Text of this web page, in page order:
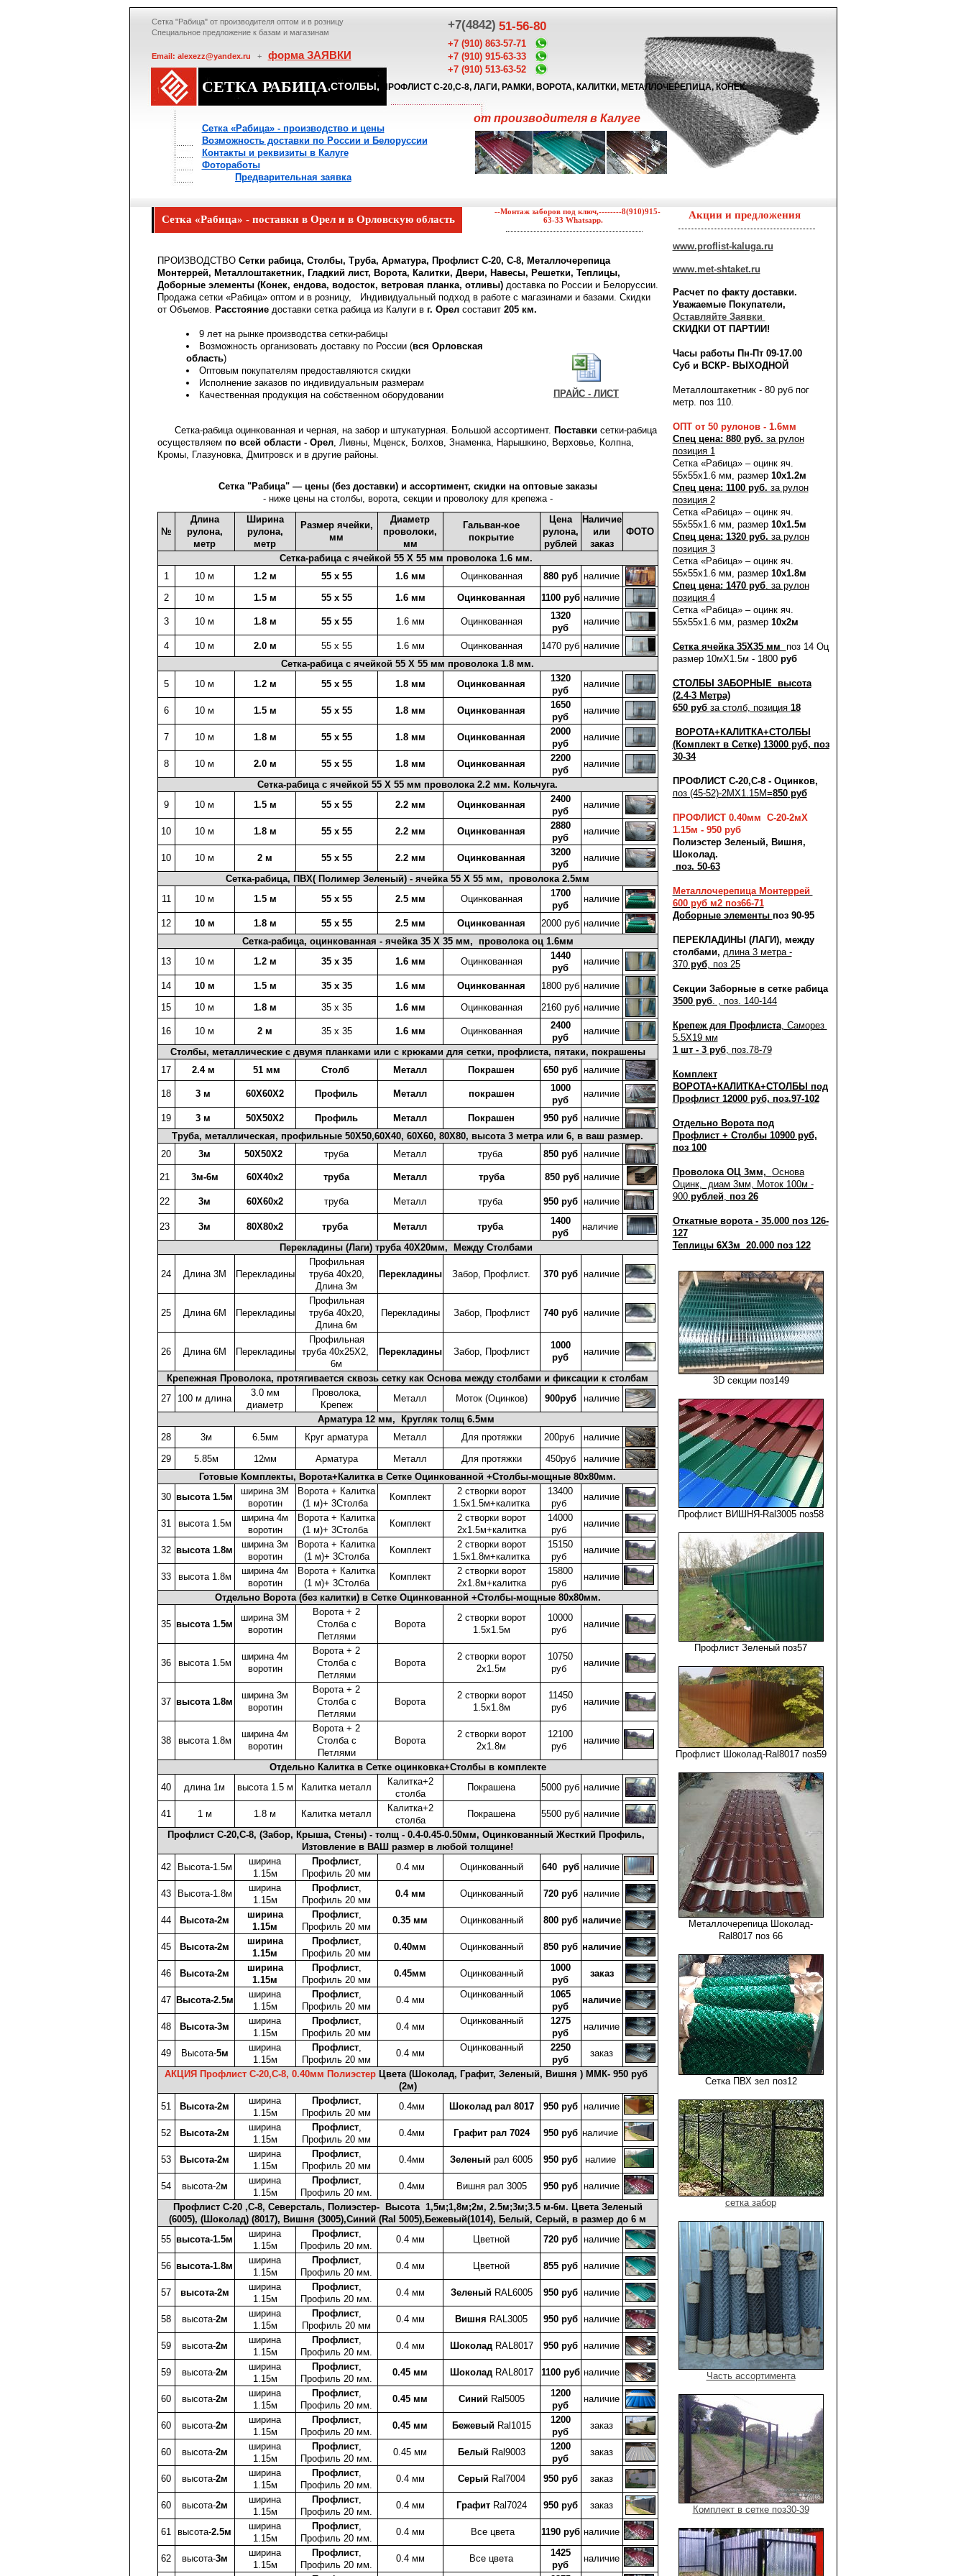
Сетка "Рабица" от производителя оптом и в розницу
Специальное предложение к базам и магазинам
Email: alexezz@yandex.ru + форма ЗАЯВКИ
+7(4842) 51-56-80
+7 (910) 863-57-71
+7 (910) 915-63-33
+7 (910) 513-63-52
СЕТКА РАБИЦА,СТОЛБЫ, ПРОФЛИСТ С-20,C-8, ЛАГИ, РАМКИ, ВОРОТА, КАЛИТКИ, МЕТАЛЛОЧЕРЕПИЦА, КОНЕК.
от производителя в Калуге
Сетка «Рабица» - производство и цены
Возможность доставки по России и Белоруссии
Контакты и реквизиты в Калуге
Фотоработы
Предварительная заявка
Сетка «Рабица» - поставки в Орел и в Орловскую область
--Монтаж заборов под ключ,--------8(910)915-
63-33 Whatsapp.
Акции и предложения
ПРОИЗВОДСТВО Сетки рабица, Столбы, Труба, Арматура, Профлист С-20, С-8, Металлочерепица
Монтеррей, Металлоштакетник, Гладкий лист, Ворота, Калитки, Двери, Навесы, Решетки, Теплицы,
Доборные элементы (Конек, ендова, водосток, ветровая планка, отливы)доставка по России и Белоруссии.
Продажа сетки «Рабица» оптом и в розницу, Индивидуальный подход в работе с магазинами и базами. Скидки
от Объемов. Расстояниедоставки сетка рабица из Калуги в г. Орелсоставит 205 км.
9 лет на рынке производства сетки-рабицы
Возможность организовать доставку по России (вся Орловская
область)
Оптовым покупателям предоставляются скидки
Исполнение заказов по индивидуальным размерам
Качественная продукция на собственном оборудовании
ПРАЙС - ЛИСТ
Сетка-рабица оцинкованная и черная, на забор и штукатурная. Большой ассортимент. Поставкисетки-рабица
осуществляем по всей области - Орел, Ливны, Мценск, Болхов, Знаменка, Нарышкино, Верховье, Колпна,
Кромы, Глазуновка, Дмитровск и в другие районы.
Сетка "Рабица" — цены (без доставки) и ассортимент, скидки на оптовые заказы
- ниже цены на столбы, ворота, секции и проволоку для крепежа -
№
Длина
рулона,
метр
Ширина
рулона,
метр
Размер ячейки,
мм
Диаметр
проволоки,
мм
Гальван-кое
покрытие
Цена
рулона,
рублей
Наличие
или
заказ
ФОТО
Сетка-рабица с ячейкой 55 X 55 мм проволока 1.6 мм.
1
10 м 1.2 м 55 х 55 1.6 мм Оцинкованная 880 руб наличие
2
10 м 1.5 м 55 х 55 1.6 мм Оцинкованная 1100 руб наличие
3 10 м 1.8 м 55 х 55 1.6 мм Оцинкованная
1320
руб
наличие
4 10 м 2.0 м 55 х 55 1.6 мм Оцинкованная 1470 руб наличие
Сетка-рабица с ячейкой 55 X 55 мм проволока1.8 мм.
5
10 м 1.2 м 55 х 55 1.8 мм Оцинкованная
1320
руб
наличие
6 10 м 1.5 м 55 х 55 1.8 мм Оцинкованная
1650
руб
наличие
7 10 м 1.8 м 55 х 55 1.8 мм Оцинкованная
2000
руб
наличие
8 10 м 2.0 м 55 х 55 1.8 мм Оцинкованная
2200
руб
наличие
Сетка-рабица с ячейкой 55 X 55 мм проволока2.2 мм. Кольчуга.
9
10 м 1.5 м 55 х 55 2.2 мм Оцинкованная
2400
руб
наличие
10 10 м 1.8 м 55 х 55 2.2 мм Оцинкованная
2880
руб
наличие
10 10 м 2 м 55 х 55 2.2 мм Оцинкованная
3200
руб
наличие
Сетка-рабица, ПВХ( Полимер Зеленый) - ячейка 55 X 55 мм, проволока 2.5мм
11
10 м 1.5 м 55 х 55 2.5 мм Оцинкованная
1700
руб
наличие
12 10 м 1.8 м 55 х 55 2.5 мм Оцинкованная 2000 руб наличие
Сетка-рабица, оцинкованная - ячейка 35 X 35 мм, проволока оц 1.6мм
13
10 м 1.2 м 35 х 35 1.6 мм Оцинкованная
1440
руб
наличие
14 10 м 1.5 м 35 х 35 1.6 мм Оцинкованная 1800 руб наличие
15
10 м 1.8 м 35 х 35 1.6 мм Оцинкованная 2160 руб наличие
16 10 м 2 м 35 х 35 1.6 мм Оцинкованная
2400
руб
наличие
Столбы, металлические с двумя планками или с крюками для сетки, профлиста, пятаки, покрашены
17
2.4 м 51 мм Столб Металл Покрашен 650 руб наличие
18 3 м 60X60X2 Профиль Металл покрашен
1000
руб
наличие
19 3 м 50X50X2 Профиль Металл Покрашен 950 руб наличие
Труба, металлическая, профильные 50X50,60X40, 60X60, 80X80, высота 3 метра или 6, в ваш размер.
20
3м 50X50X2 труба Металл труба 850 руб наличие
21 3м-6м 60X40x2 труба Металл труба 850 руб наличие
22 3м 60X60x2 труба Металл труба 950 руб наличие
23 3м 80X80x2 труба Металл труба
1400
руб
наличие
Перекладины (Лаги) труба 40X20мм, Между Столбами
24 Длина 3М Перекладины
Профильная
труба 40x20,
Длина 3м
Перекладины Забор, Профлист. 370 руб наличие
25 Длина 6М Перекладины
Профильная
труба 40x20,
Длина 6м
Перекладины Забор, Профлист 740 руб наличие
26 Длина 6М Перекладины
Профильная
труба 40x25X2,
6м
Перекладины Забор, Профлист
1000
руб
наличие
Крепежная Проволока, протягивается сквозь сетку как Основа между столбами и фиксации к столбам
27
100 м длина
3.0 мм
диаметр
Проволока,
Крепеж
Металл Моток (Оцинков) 900руб
наличие
Арматура 12 мм, Кругляк толщ 6.5мм
28
3м 6.5мм Круг арматура Металл Для протяжки 200руб
наличие
29
5.85м 12мм Арматура Металл Для протяжки 450руб
наличие
Готовые Комплекты, Ворота+Калитка в Сетке Оцинкованной +Столбы-мощные 80x80мм.
30 высота 1.5м
ширина 3М
воротин
Ворота + Калитка
(1 м)+ 3Столба
Комплект
2 створки ворот
1.5x1.5м+калитка
13400
руб
наличие
31 высота 1.5м
ширина 4м
воротин
Ворота + Калитка
(1 м)+ 3Столба
Комплект
2 створки ворот
2x1.5м+калитка
14000
руб
наличие
32 высота 1.8м
ширина 3м
воротин
Ворота + Калитка
(1 м)+ 3Столба
Комплект
2 створки ворот
1.5x1.8м+калитка
15150
руб
наличие
33 высота 1.8м
ширина 4м
воротин
Ворота + Калитка
(1 м)+ 3Столба
Комплект
2 створки ворот
2x1.8м+калитка
15800
руб
наличие
Отдельно Ворота (без калитки) в Сетке Оцинкованной +Столбы-мощные 80x80мм.
35 высота 1.5м
ширина 3М
воротин
Ворота + 2
Столба с
Петлями
Ворота
2 створки ворот
1.5x1.5м
10000
руб
наличие
36 высота 1.5м
ширина 4м
воротин
Ворота + 2
Столба с
Петлями
Ворота
2 створки ворот
2x1.5м
10750
руб
наличие
37 высота 1.8м
ширина 3м
воротин
Ворота + 2
Столба с
Петлями
Ворота
2 створки ворот
1.5x1.8м
11450
руб
наличие
38 высота 1.8м
ширина 4м
воротин
Ворота + 2
Столба с
Петлями
Ворота
2 створки ворот
2x1.8м
12100
руб
наличие
Отдельно Калитка в Сетке оцинковка+Столбы в комплекте
40
длина 1м высота 1.5 м Калитка металл
Калитка+2
столба
Покрашена 5000 руб наличие
41 1 м 1.8 м Калитка металл
Калитка+2
столба
Покрашена 5500 руб наличие
Профлист C-20,С-8, (Забор, Крыша, Стены) - толщ - 0.4-0.45-0.50мм, Оцинкованный Жесткий Профиль,
Изтовление в ВАШ размер в любой толщине!
42
Высота-1.5м
ширина
1.15м
Профлист,
Профиль 20 мм
0.4 мм Оцинкованный 640 руб наличие
43 Высота-1.8м
ширина
1.15м
Профлист,
Профиль 20 мм
0.4 мм Оцинкованный 720 руб наличие
44 Высота-2м
ширина
1.15м
Профлист,
Профиль 20 мм
0.35 мм Оцинкованный 800 руб наличие
45 Высота-2м
ширина
1.15м
Профлист,
Профиль 20 мм
0.40мм Оцинкованный 850 руб наличие
46 Высота-2м
ширина
1.15м
Профлист,
Профиль 20 мм
0.45мм Оцинкованный
1000
руб
заказ
47 Высота-2.5м
ширина
1.15м
Профлист,
Профиль 20 мм
0.4 мм
Оцинкованный
1065
руб
наличие
48 Высота-3м
ширина
1.15м
Профлист,
Профиль 20 мм
0.4 мм
Оцинкованный
1275
руб
наличие
49 Высота-5м
ширина
1.15м
Профлист,
Профиль 20 мм
0.4 мм
Оцинкованный
2250
руб
заказ
АКЦИЯ Профлист C-20,С-8, 0.40мм Полиэстер Цвета (Шоколад, Графит, Зеленый, Вишня ) ММК- 950 руб
(2м)
51
Высота-2м
ширина
1.15м
Профлист,
Профиль 20 мм
0.4мм Шоколад рал 8017 950 руб наличие
52 Высота-2м
ширина
1.15м
Профлист,
Профиль 20 мм
0.4мм Графит рал 7024 950 руб наличие
53 Высота-2м
ширина
1.15м
Профлист,
Профиль 20 мм
0.4мм Зеленый рал 6005 950 руб налиие
54 высота-2м
ширина
1.15м
Профлист,
Профиль 20 мм.
0.4мм Вишня рал 3005 950 руб наличие
Профлист C-20 ,С-8, Северсталь, Полиэстер- Высота 1,5м;1,8м;2м, 2.5м;3м;3.5 м-6м. Цвета Зеленый
(6005), (Шоколад) (8017), Вишня (3005),Синий (Ral 5005),Бежевый(1014), Белый, Серый, в размер до 6 м
55 высота-1.5м
ширина
1.15м
Профлист,
Профиль 20 мм.
0.4 мм Цветной 720 руб наличие
56 высота-1.8м
ширина
1.15м
Профлист,
Профиль 20 мм.
0.4 мм Цветной 855 руб наличие
57 высота-2м
ширина
1.15м
Профлист,
Профиль 20 мм.
0.4 мм ЗеленыйRAL6005 950 руб наличие
58 высота-2м
ширина
1.15м
Профлист,
Профиль 20 мм
0.4 мм Вишня RAL3005 950 руб наличие
59 высота-2м
ширина
1.15м
Профлист,
Профиль 20 мм.
0.4 мм ШоколадRAL8017 950 руб наличие
59 высота-2м
ширина
1.15м
Профлист,
Профиль 20 мм.
0.45 мм ШоколадRAL8017 1100 руб наличие
60 высота-2м
ширина
1.15м
Профлист,
Профиль 20 мм.
0.45 мм СинийRal5005
1200
руб
наличие
60 высота-2м
ширина
1.15м
Профлист,
Профиль 20 мм.
0.45 мм БежевыйRal1015
1200
руб
заказ
60 высота-2м
ширина
1.15м
Профлист,
Профиль 20 мм.
0.45 мм БелыйRal9003
1200
руб
заказ
60 высота-2м
ширина
1.15м
Профлист,
Профиль 20 мм.
0.4 мм СерыйRal7004 950 руб заказ
60 высота-2м
ширина
1.15м
Профлист,
Профиль 20 мм.
0.4 мм ГрафитRal7024 950 руб заказ
61 высота-2.5м
ширина
1.15м
Профлист,
Профиль 20 мм.
0.4 мм Все цвета 1190 руб наличие
62 высота-3м
ширина
1.15м
Профлист,
Профиль 20 мм.
0.4 мм Все цвета
1425
руб
наличие
www.proflist-kaluga.ru
www.met-shtaket.ru
Расчет по факту доставки.
Уважаемые Покупатели,
Оставляйте Заявки
СКИДКИ ОТ ПАРТИИ!
Часы работы Пн-Пт 09-17.00
Суб и ВСКР- ВЫХОДНОЙ
Металлоштакетник - 80 руб пог
метр. поз 110.
ОПТ от 50 рулонов - 1.6мм
Спец цена: 880 руб. за рулон
позиция 1
Сетка «Рабица» – оцинк яч.
55х55х1.6 мм, размер 10х1.2м
Спец цена: 1100 руб. за рулон
позиция 2
Сетка «Рабица» – оцинк яч.
55х55х1.6 мм, размер 10х1.5м
Спец цена: 1320 руб. за рулон
позиция 3
Сетка «Рабица» – оцинк яч.
55х55х1.6 мм, размер 10х1.8м
Спец цена: 1470 руб. за рулон
позиция 4
Сетка «Рабица» – оцинк яч.
55х55х1.6 мм, размер 10х2м
Сетка ячейка 35X35 мм поз 14 Оц
размер 10мX1.5м - 1800руб
СТОЛБЫ ЗАБОРНЫЕ высота
(2.4-3 Метра)
650 руб за столб, позиция 18
ВОРОТА+КАЛИТКА+СТОЛБЫ
(Комплект в Сетке) 13000руб, поз
30-34
ПРОФЛИСТ С-20,С-8 - Оцинков,
поз (45-52)-2МX1.15М=850руб
ПРОФЛИСТ 0.40мм С-20-2мX
1.15м - 950 руб
Полиэстер Зеленый, Вишня,
Шоколад.
поз. 50-63
Металлочерепица Монтеррей
600 руб м2 поз66-71
Доборные элементы поз 90-95
ПЕРЕКЛАДИНЫ (ЛАГИ), между
столбами, длина 3 метра -
370руб, поз 25
Секции Заборные в сетке рабица
3500 руб. , поз. 140-144
Крепеж для Профлиста, Саморез
5.5X19 мм
1шт - 3 руб, поз.78-79
Комплект
ВОРОТА+КАЛИТКА+СТОЛБЫ под
Профлист 12000 руб, поз.97-102
Отдельно Ворота под
Профлист + Столбы 10900 руб,
поз 100
Проволока ОЦ 3мм, Основа
Оцинк, диам 3мм, Моток 100м -
900рублей, поз 26
Откатные ворота - 35.000 поз 126-
127
Теплицы 6X3м 20.000 поз 122
3D секции поз149
Профлист ВИШНЯ-Ral3005 поз58
Профлист Зеленый поз57
Профлист Шоколад-Ral8017 поз59
Металлочерепица Шоколад-
Ral8017 поз 66
Сетка ПВХ зел поз12
сетка забор
Часть ассортимента
Комплект в сетке поз30-39